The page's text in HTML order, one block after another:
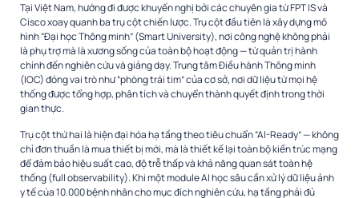
Tại Việt Nam, hướng đi được khuyến nghị bởi các chuyên gia từ FPT IS và
Cisco xoay quanh ba trụ cột chiến lược. Trụ cột đầu tiên là xây dựng mô
hình “Đại học Thông minh” (Smart University), nơi công nghệ không phải
là phụ trợ mà là xương sống của toàn bộ hoạt động — từ quản trị hành
chính đến nghiên cứu và giảng dạy. Trung tâm Điều hành Thông minh
(IOC) đóng vai trò như “phòng trái tim” của cơ sở, nơi dữ liệu từ mọi hệ
thống được tổng hợp, phân tích và chuyển thành quyết định trong thời
gian thực.
Trụ cột thứ hai là hiện đại hóa hạ tầng theo tiêu chuẩn “AI-Ready” — không
chỉ đơn thuần là mua thiết bị mới, mà là thiết kế lại toàn bộ kiến trúc mạng
để đảm bảo hiệu suất cao, độ trễ thấp và khả năng quan sát toàn hệ
thống (full observability). Khi một module AI học sâu cần xử lý dữ liệu ảnh
y tế của 10.000 bệnh nhân cho mục đích nghiên cứu, hạ tầng phải đủ